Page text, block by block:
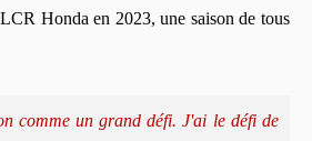
Honda en 2023, une saison de tous
comme un grand défi. J'ai le défi de